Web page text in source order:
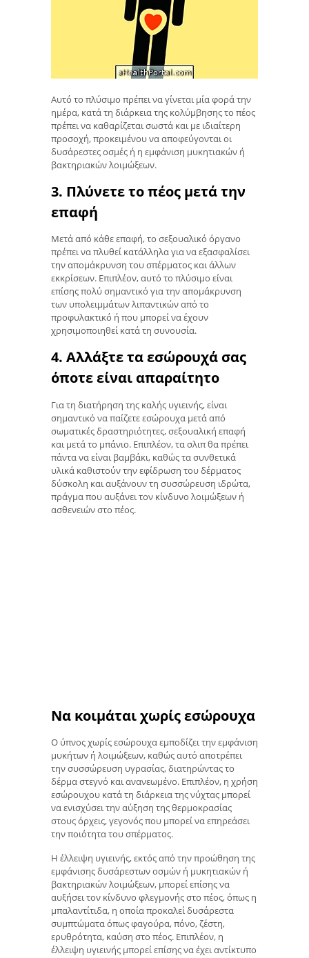
Αυτό το πλύσιμο πρέπει να γίνεται μία φορά την
ημέρα, κατά τη διάρκεια της κολύμβησης το πέος
πρέπει να καθαρίζεται σωστά και με ιδιαίτερη
προσοχή, προκειμένου να αποφεύγονται οι
δυσάρεστες οσμές ή η εμφάνιση μυκητιακών ή
βακτηριακών λοιμώξεων.
3. Πλύνετε το πέος μετά την
επαφή
Μετά από κάθε επαφή, το σεξουαλικό όργανο
πρέπει να πλυθεί κατάλληλα για να εξασφαλίσει
την απομάκρυνση του σπέρματος και άλλων
εκκρίσεων. Επιπλέον, αυτό το πλύσιμο είναι
επίσης πολύ σημαντικό για την απομάκρυνση
των υπολειμμάτων λιπαντικών από το
προφυλακτικό ή που μπορεί να έχουν
χρησιμοποιηθεί κατά τη συνουσία.
4. Αλλάξτε τα εσώρουχά σας
όποτε είναι απαραίτητο
Για τη διατήρηση της καλής υγιεινής, είναι
σημαντικό να παίζετε εσώρουχα μετά από
σωματικές δραστηριότητες, σεξουαλική επαφή
και μετά το μπάνιο. Επιπλέον, τα σλιπ θα πρέπει
πάντα να είναι βαμβάκι, καθώς τα συνθετικά
υλικά καθιστούν την εφίδρωση του δέρματος
δύσκολη και αυξάνουν τη συσσώρευση ιδρώτα,
πράγμα που αυξάνει τον κίνδυνο λοιμώξεων ή
ασθενειών στο πέος.
Να κοιμάται χωρίς εσώρουχα
Ο ύπνος χωρίς εσώρουχα εμποδίζει την εμφάνιση
μυκήτων ή λοιμώξεων, καθώς αυτό αποτρέπει
την συσσώρευση υγρασίας, διατηρώντας το
δέρμα στεγνό και ανανεωμένο. Επιπλέον, η χρήση
εσώρουχου κατά τη διάρκεια της νύχτας μπορεί
να ενισχύσει την αύξηση της θερμοκρασίας
στους όρχεις, γεγονός που μπορεί να επηρεάσει
την ποιότητα του σπέρματος.
Η έλλειψη υγιεινής, εκτός από την προώθηση της
εμφάνισης δυσάρεστων οσμών ή μυκητιακών ή
βακτηριακών λοιμώξεων, μπορεί επίσης να
αυξήσει τον κίνδυνο φλεγμονής στο πέος, όπως η
μπαλαντίτιδα, η οποία προκαλεί δυσάρεστα
συμπτώματα όπως φαγούρα, πόνο, ζέστη,
ερυθρότητα, καύση στο πέος. Επιπλέον, η
έλλειψη υγιεινής μπορεί επίσης να έχει αντίκτυπο